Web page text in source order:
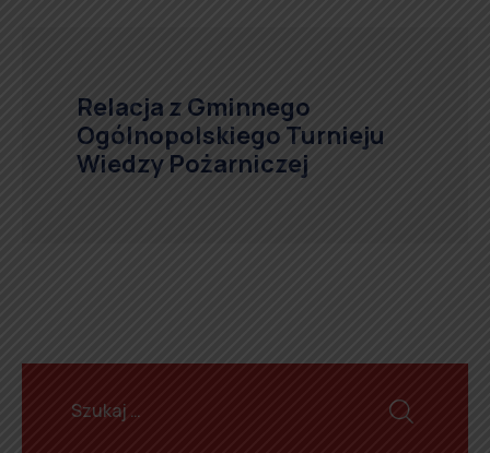
Relacja z Gminnego
Ogólnopolskiego Turnieju
Wiedzy Pożarniczej